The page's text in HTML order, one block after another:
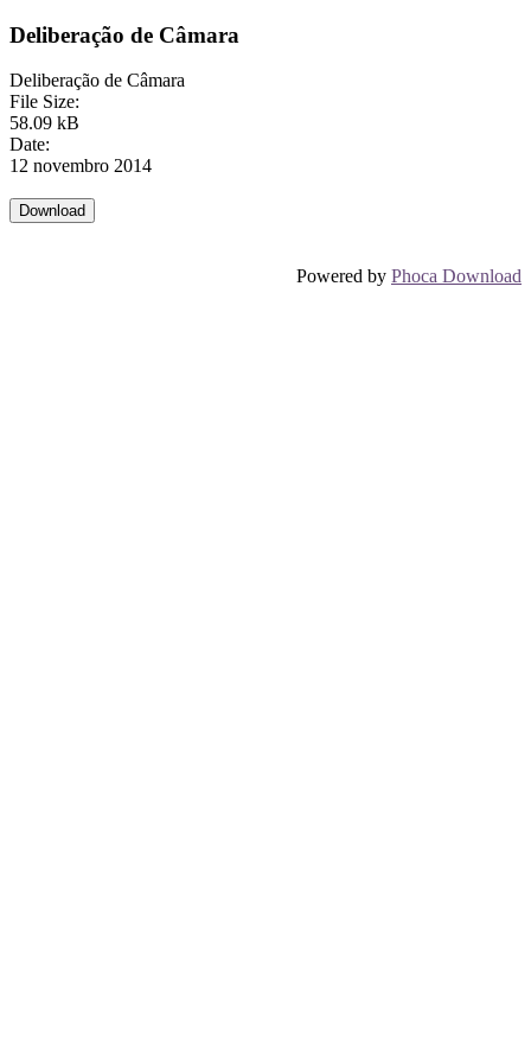
Deliberação de Câmara
Deliberação de Câmara
File Size:
58.09 kB
Date:
12 novembro 2014
Powered by Phoca Download